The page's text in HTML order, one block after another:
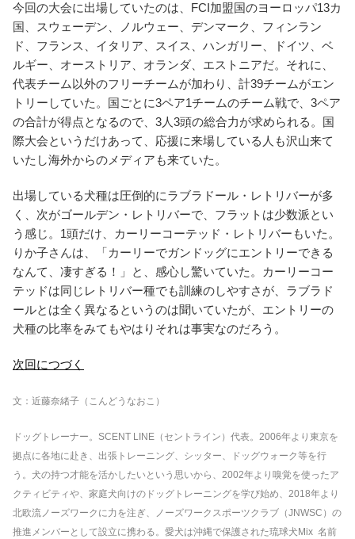
今回の大会に出場していたのは、FCI加盟国のヨーロッパ13カ
国、スウェーデン、ノルウェー、デンマーク、フィンラン
ド、フランス、イタリア、スイス、ハンガリー、ドイツ、ベ
ルギー、オーストリア、オランダ、エストニアだ。それに、
代表チーム以外のフリーチームが加わり、計39チームがエン
トリーしていた。国ごとに3ペア1チームのチーム戦で、3ペア
の合計が得点となるので、3人3頭の総合力が求められる。国
際大会というだけあって、応援に来場している人も沢山来て
いたし海外からのメディアも来ていた。
出場している犬種は圧倒的にラブラドール・レトリバーが多
く、次がゴールデン・レトリバーで、フラットは少数派とい
う感じ。1頭だけ、カーリーコーテッド・レトリバーもいた。
りか子さんは、「カーリーでガンドッグにエントリーできる
なんて、凄すぎる！」と、感心し驚いていた。カーリーコー
テッドは同じレトリバー種でも訓練のしやすさが、ラブラド
ールとは全く異なるというのは聞いていたが、エントリーの
犬種の比率をみてもやはりそれは事実なのだろう。
次回につづく
文：近藤奈緒子（こんどうなおこ）
ドッグトレーナー。SCENT LINE（セントライン）代表。2006年より東京を
拠点に各地に赴き、出張トレーニング、シッター、ドッグウォーク等を行
う。犬の持つ才能を活かしたいという思いから、2002年より嗅覚を使ったア
クティビティや、家庭犬向けのドッグトレーニングを学び始め、2018年より
北欧流ノーズワークに力を注ぎ、ノーズワークスポーツクラブ（JNWSC）の
推進メンバーとして設立に携わる。愛犬は沖縄で保護された琉球犬Mix 名前